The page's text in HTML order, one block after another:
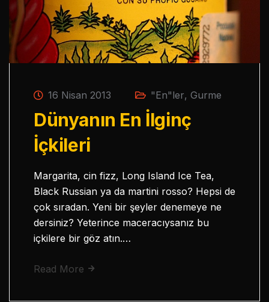
16 Nisan 2013 "En"ler, Gurme
Dünyanın En İlginç
İçkileri
Margarita, cin fizz, Long Island Ice Tea,
Black Russian ya da martini rosso? Hepsi de
çok sıradan. Yeni bir şeyler denemeye ne
dersiniz? Yeterince maceracıysanız bu
içkilere bir göz atın.…
Read More